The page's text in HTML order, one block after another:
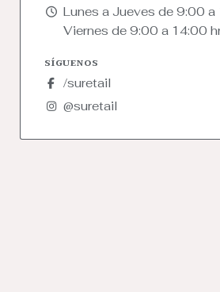
Lunes a Jueves de 9:00 a
Viernes de 9:00 a 14:00
SÍGUENOS
/suretail
@suretail